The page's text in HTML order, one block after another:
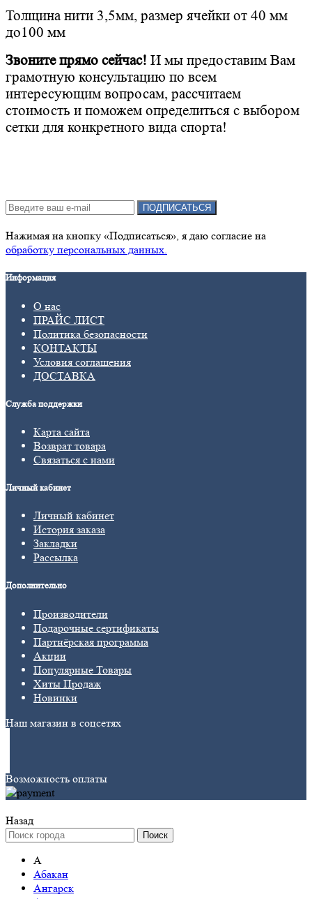
Толщина нити 3,5мм, размер ячейки от 40 мм
до100 мм
Звоните прямо сейчас! И мы предоставим Вам
грамотную консультацию по всем
интересующим вопросам, рассчитаем
стоимость и поможем определиться с выбором
сетки для конкретного вида спорта!
ПОДПИСАТЬСЯ
Нажимая на кнопку «Подписаться», я даю cогласие на
обработку персональных данных.
Информация
О нас
ПРАЙС ЛИСТ
Политика безопасности
КОНТАКТЫ
Условия соглашения
ДОСТАВКА
Служба поддержки
Карта сайта
Возврат товара
Связаться с нами
Личный кабинет
Личный кабинет
История заказа
Закладки
Рассылка
Дополнительно
Производители
Подарочные сертификаты
Партнёрская программа
Акции
Популярные Товары
Хиты Продаж
Новинки
Наш магазин в соцсетях
Возможность оплаты
Назад
Поиск
А
Абакан
Ангарск